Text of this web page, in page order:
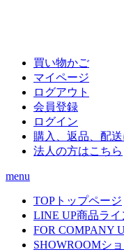
買い物かご
マイページ
ログアウト
会員登録
ログイン
購入、返品、配
法人の方はこちら
menu
TOP トップページ
LINE UP商品ライ
FOR COMPANY
SHOWROOMシ